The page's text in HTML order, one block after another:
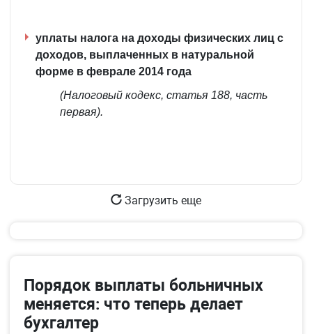
уплаты налога на доходы физических лиц c
доходов, выплаченных в натуральной
форме в феврале 2014 года
(Налоговый кодекс, статья 188, часть
первая).
Загрузить еще
Порядок выплаты больничных
меняется: что теперь делает
бухгалтер